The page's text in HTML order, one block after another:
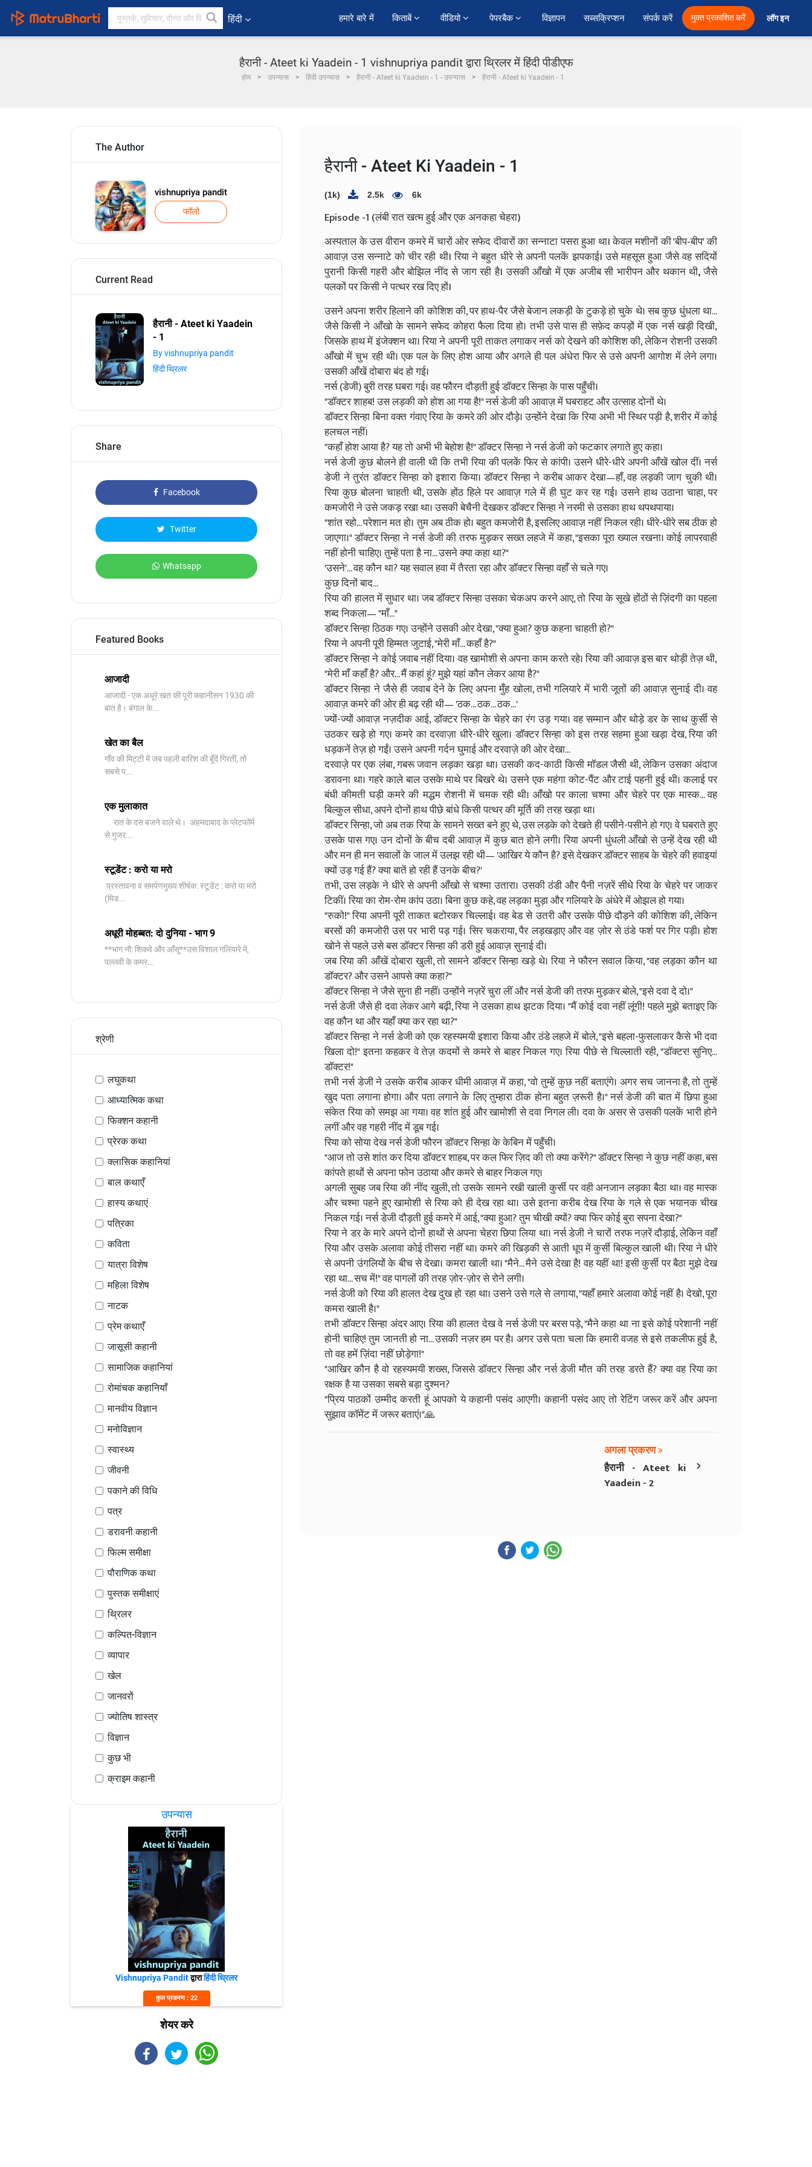
हिंदी हमारे बारे में किताबें वीडियो पेपरबैक विज्ञापन सब्सक्रिप्शन संपर्क करें मुक्त प्रकाशित करें लॉग इन
हैरानी - Ateet ki Yaadein - 1 vishnupriya pandit द्वारा थ्रिलर में हिंदी पीडीएफ
होम उपन्यास हिंदी उपन्यास हैरानी - Ateet ki Yaadein - 1 - उपन्यास हैरानी - Ateet ki Yaadein - 1
The Author
vishnupriya pandit
फॉलो
Current Read
हैरानी - Ateet ki Yaadein
- 1
By vishnupriya pandit
हिंदी थ्रिलर
Share
Facebook
Twitter
Whatsapp
Featured Books
आजादी
आजादी - एक अधूरे खत की पूरी कहानीसन 1930 की
बात है। बंगाल के...
खेत का बैल
गाँव की मिट्टी में जब पहली बारिश की बूँदें गिरतीं, तो
सबसे प...
एक मुलाकात
रात के दस बजने वाले थे। अहमदाबाद के प्लेटफॉर्म
से गुजर...
स्टूडेंट : करो या मरो
प्रस्तावना व समर्पणमुख्य शीर्षक: स्टूडेंट : करो या मरो
(मिड...
अधूरी मोहब्बत: दो दुनिया - भाग 9
**भाग नौ: शिकवे और आँसू**उस विशाल गलियारे में,
पल्लवी के कमर...
श्रेणी
लघुकथा
आध्यात्मिक कथा
फिक्शन कहानी
प्रेरक कथा
क्लासिक कहानियां
बाल कथाएँ
हास्य कथाएं
पत्रिका
कविता
यात्रा विशेष
महिला विशेष
नाटक
प्रेम कथाएँ
जासूसी कहानी
सामाजिक कहानियां
रोमांचक कहानियाँ
मानवीय विज्ञान
मनोविज्ञान
स्वास्थ्य
जीवनी
पकाने की विधि
पत्र
डरावनी कहानी
फिल्म समीक्षा
पौराणिक कथा
पुस्तक समीक्षाएं
थ्रिलर
कल्पित-विज्ञान
व्यापार
खेल
जानवरों
ज्योतिष शास्त्र
विज्ञान
कुछ भी
क्राइम कहानी
उपन्यास
Vishnupriya Panditद्वाराहिंदी थ्रिलर
कुल प्रकरण : 22
शेयर करे
हैरानी - Ateet Ki Yaadein - 1
(1k) 2.5k 6k
Episode -1 (लंबी रात खत्म हुई और एक अनकहा चेहरा)
अस्पताल के उस वीरान कमरे में चारों ओर सफेद दीवारों का सन्नाटा पसरा हुआ था। केवल मशीनों की 'बीप-बीप' की
आवाज़ उस सन्नाटे को चीर रही थी। रिया ने बहुत धीरे से अपनी पलकें झपकाई। उसे महसूस हुआ जैसे वह सदियों
पुरानी किसी गहरी और बोझिल नींद से जाग रही है। उसकी आँखो में एक अजीब सी भारीपन और थकान थी, जैसे
पलकों पर किसी ने पत्थर रख दिए हों।
उसने अपना शरीर हिलाने की कोशिश की, पर हाथ-पैर जैसे बेजान लकड़ी के टुकड़े हो चुके थे। सब कुछ धुंधला था...
जैसे किसी ने आँखो के सामने सफेद कोहरा फैला दिया हो। तभी उसे पास ही सफ़ेद कपड़ों में एक नर्स खड़ी दिखी,
जिसके हाथ में इंजेक्शन था। रिया ने अपनी पूरी ताकत लगाकर नर्स को देखने की कोशिश की, लेकिन रोशनी उसकी
आँखो में चुभ रही थी। एक पल के लिए होश आया और अगले ही पल अंधेरा फिर से उसे अपनी आगोश में लेने लगा।
उसकी आँखें दोबारा बंद हो गई।
नर्स (डेजी) बुरी तरह घबरा गई। वह फौरन दौड़ती हुई डॉक्टर सिन्हा के पास पहुँची।
"डॉक्टर शाहब! उस लड़की को होश आ गया है!" नर्स डेजी की आवाज़ में घबराहट और उत्साह दोनों थे।
डॉक्टर सिन्हा बिना वक्त गंवाए रिया के कमरे की ओर दौड़े। उन्होंने देखा कि रिया अभी भी स्थिर पड़ी है, शरीर में कोई
हलचल नहीं।
"कहाँ होश आया है? यह तो अभी भी बेहोश है!" डॉक्टर सिन्हा ने नर्स डेजी को फटकार लगाते हुए कहा।
नर्स डेजी कुछ बोलने ही वाली थी कि तभी रिया की पलकें फिर से कांपी। उसने धीरे-धीरे अपनी आँखें खोल दीं। नर्स
डेजी ने तुरंत डॉक्टर सिन्हा को इशारा किया। डॉक्टर सिन्हा ने करीब आकर देखा—हाँ, वह लड़की जाग चुकी थी।
रिया कुछ बोलना चाहती थी, उसके होंठ हिले पर आवाज़ गले में ही घुट कर रह गई। उसने हाथ उठाना चाहा, पर
कमजोरी ने उसे जकड़ रखा था। उसकी बेचैनी देखकर डॉक्टर सिन्हा ने नरमी से उसका हाथ थपथपाया।
"शांत रहो... परेशान मत हो। तुम अब ठीक हो। बहुत कमजोरी है, इसलिए आवाज़ नहीं निकल रही। धीरे-धीरे सब ठीक हो
जाएगा।" डॉक्टर सिन्हा ने नर्स डेजी की तरफ मुड़कर सख्त लहजे में कहा, "इसका पूरा ख्याल रखना। कोई लापरवाही
नहीं होनी चाहिए। तुम्हें पता है ना... उसने क्या कहा था?"
'उसने'... वह कौन था? यह सवाल हवा में तैरता रहा और डॉक्टर सिन्हा वहाँ से चले गए।
कुछ दिनों बाद...
रिया की हालत में सुधार था। जब डॉक्टर सिन्हा उसका चेकअप करने आए, तो रिया के सूखे होंठों से ज़िंदगी का पहला
शब्द निकला— "माँ..."
डॉक्टर सिन्हा ठिठक गए। उन्होंने उसकी ओर देखा, "क्या हुआ? कुछ कहना चाहती हो?"
रिया ने अपनी पूरी हिम्मत जुटाई, "मेरी माँ... कहाँ है?"
डॉक्टर सिन्हा ने कोई जवाब नहीं दिया। वह खामोशी से अपना काम करते रहे। रिया की आवाज़ इस बार थोड़ी तेज़ थी,
"मेरी माँ कहाँ है? और... मैं कहां हूं? मुझे यहां कौन लेकर आया है?"
डॉक्टर सिन्हा ने जैसे ही जवाब देने के लिए अपना मुँह खोला, तभी गलियारे में भारी जूतों की आवाज़ सुनाई दी। वह
आवाज़ कमरे की ओर ही बढ़ रही थी— 'ठक... ठक... ठक...'
ज्यों-ज्यों आवाज़ नज़दीक आई, डॉक्टर सिन्हा के चेहरे का रंग उड़ गया। वह सम्मान और थोड़े डर के साथ कुर्सी से
उठकर खड़े हो गए। कमरे का दरवाज़ा धीरे-धीरे खुला। डॉक्टर सिन्हा को इस तरह सहमा हुआ खड़ा देख, रिया की
धड़कनें तेज़ हो गईं। उसने अपनी गर्दन घुमाई और दरवाज़े की ओर देखा...
दरवाज़े पर एक लंबा, गबरू जवान लड़का खड़ा था। उसकी कद-काठी किसी मॉडल जैसी थी, लेकिन उसका अंदाज
डरावना था। गहरे काले बाल उसके माथे पर बिखरे थे। उसने एक महंगा कोट-पैंट और टाई पहनी हुई थी। कलाई पर
बंधी कीमती घड़ी कमरे की मद्धम रोशनी में चमक रही थी। आँखो पर काला चश्मा और चेहरे पर एक मास्क... वह
बिल्कुल सीधा, अपने दोनों हाथ पीछे बांधे किसी पत्थर की मूर्ति की तरह खड़ा था।
डॉक्टर सिन्हा, जो अब तक रिया के सामने सख्त बने हुए थे, उस लड़के को देखते ही पसीने-पसीने हो गए। वे घबराते हुए
उसके पास गए। उन दोनों के बीच दबी आवाज़ में कुछ बात होने लगी। रिया अपनी धुंधली आँखो से उन्हें देख रही थी
और मन ही मन सवालों के जाल में उलझ रही थी— 'आखिर ये कौन है? इसे देखकर डॉक्टर साहब के चेहरे की हवाइयां
क्यों उड़ गई हैं? क्या बातें हो रही हैं उनके बीच?'
तभी, उस लड़के ने धीरे से अपनी आँखो से चश्मा उतारा। उसकी ठंडी और पैनी नज़रें सीधे रिया के चेहरे पर जाकर
टिकीं। रिया का रोम-रोम कांप उठा। बिना कुछ कहे, वह लड़का मुड़ा और गलियारे के अंधेरे में ओझल हो गया।
"रुको!" रिया अपनी पूरी ताकत बटोरकर चिल्लाई। वह बेड से उतरी और उसके पीछे दौड़ने की कोशिश की, लेकिन
बरसों की कमजोरी उस पर भारी पड़ गई। सिर चकराया, पैर लड़खड़ाए और वह ज़ोर से ठंडे फर्श पर गिर पड़ी। होश
खोने से पहले उसे बस डॉक्टर सिन्हा की डरी हुई आवाज़ सुनाई दी।
जब रिया की आँखें दोबारा खुली, तो सामने डॉक्टर सिन्हा खड़े थे। रिया ने फौरन सवाल किया, "वह लड़का कौन था
डॉक्टर? और उसने आपसे क्या कहा?"
डॉक्टर सिन्हा ने जैसे सुना ही नहीं। उन्होंने नज़रें चुरा लीं और नर्स डेजी की तरफ मुड़कर बोले, "इसे दवा दे दो।"
नर्स डेजी जैसे ही दवा लेकर आगे बढ़ी, रिया ने उसका हाथ झटक दिया। "मैं कोई दवा नहीं लूंगी! पहले मुझे बताइए कि
वह कौन था और यहाँ क्या कर रहा था?"
डॉक्टर सिन्हा ने नर्स डेजी को एक रहस्यमयी इशारा किया और ठंडे लहजे में बोले, "इसे बहला-फुसलाकर कैसे भी दवा
खिला दो!" इतना कहकर वे तेज़ कदमों से कमरे से बाहर निकल गए। रिया पीछे से चिल्लाती रही, "डॉक्टर! सुनिए...
डॉक्टर!"
तभी नर्स डेजी ने उसके करीब आकर धीमी आवाज़ में कहा, "वो तुम्हें कुछ नहीं बताएंगे। अगर सच जानना है, तो तुम्हें
खुद पता लगाना होगा। और पता लगाने के लिए तुम्हारा ठीक होना बहुत ज़रूरी है।" नर्स डेजी की बात में छिपा हुआ
संकेत रिया को समझ आ गया। वह शांत हुई और खामोशी से दवा निगल ली। दवा के असर से उसकी पलकें भारी होने
लगीं और वह गहरी नींद में डूब गई।
रिया को सोया देख नर्स डेजी फौरन डॉक्टर सिन्हा के केबिन में पहुँची।
"आज तो उसे शांत कर दिया डॉक्टर शाहब, पर कल फिर ज़िद की तो क्या करेंगे?" डॉक्टर सिन्हा ने कुछ नहीं कहा, बस
कांपते हाथों से अपना फोन उठाया और कमरे से बाहर निकल गए।
अगली सुबह जब रिया की नींद खुली, तो उसके सामने रखी खाली कुर्सी पर वही अनजान लड़का बैठा था। वह मास्क
और चश्मा पहने हुए खामोशी से रिया को ही देख रहा था। उसे इतना करीब देख रिया के गले से एक भयानक चीख
निकल गई। नर्स डेजी दौड़ती हुई कमरे में आई, "क्या हुआ? तुम चीखी क्यों? क्या फिर कोई बुरा सपना देखा?"
रिया ने डर के मारे अपने दोनों हाथों से अपना चेहरा छिपा लिया था। नर्स डेजी ने चारों तरफ नज़रें दौड़ाई, लेकिन वहाँ
रिया और उसके अलावा कोई तीसरा नहीं था। कमरे की खिड़की से आती धूप में कुर्सी बिल्कुल खाली थी। रिया ने धीरे
से अपनी उंगलियों के बीच से देखा। कमरा खाली था। "मैने... मैने उसे देखा है! वह यहीं था! इसी कुर्सी पर बैठा मुझे देख
रहा था... सच में!" वह पागलों की तरह ज़ोर-ज़ोर से रोने लगी।
नर्स डेजी को रिया की हालत देख दुख हो रहा था। उसने उसे गले से लगाया, "यहाँ हमारे अलावा कोई नहीं है। देखो, पूरा
कमरा खाली है।"
तभी डॉक्टर सिन्हा अंदर आए। रिया की हालत देख वे नर्स डेजी पर बरस पड़े, "मैने कहा था ना इसे कोई परेशानी नहीं
होनी चाहिए! तुम जानती हो ना... उसकी नज़र हम पर है। अगर उसे पता चला कि हमारी वजह से इसे तकलीफ हुई है,
तो वह हमें ज़िंदा नहीं छोड़ेगा!"
"आखिर कौन है वो रहस्यमयी शख्स, जिससे डॉक्टर सिन्हा और नर्स डेजी मौत की तरह डरते हैं? क्या वह रिया का
रक्षक है या उसका सबसे बड़ा दुश्मन?
"प्रिय पाठकों उम्मीद करती हूं आपको ये कहानी पसंद आएगी। कहानी पसंद आए तो रेटिंग जरूर करें और अपना
सुझाव कॉमेंट में जरूर बताएं।"🙏
›
अगला प्रकरण
हैरानी - Ateet ki
Yaadein - 2